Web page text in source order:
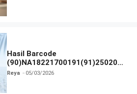
Hasil Barcode
(90)NA18221700191(91)250209
dan Izin BPOM
Reya 05/03/2026